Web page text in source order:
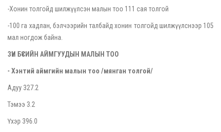
-Хонин толгойд шилжүүлсэн малын тоо 111 сая толгой
-100 га хадлан, бэлчээрийн талбайд хонин толгойд шилжүүлснээр 105
мал ногдож байна.
ЗҮҮН БҮСИЙН АЙМГУУДЫН МАЛЫН ТОО
- Хэнтий аймгийн малын тоо /мянган толгой/
Адуу 327.2
Тэмээ 3.2
Үхэр 396.0